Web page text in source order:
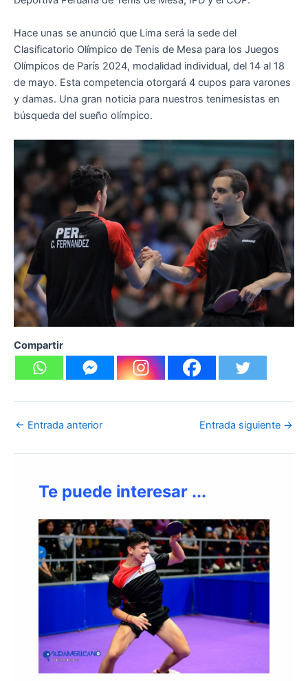
Hace unas se anunció que Lima será la sede del
Clasificatorio Olímpico de Tenis de Mesa para los Juegos
Olímpicos de París 2024, modalidad individual, del 14 al 18
de mayo. Esta competencia otorgará 4 cupos para varones
y damas. Una gran noticia para nuestros tenimesistas en
búsqueda del sueño olímpico.
Compartir
← Entrada anterior Entrada siguiente →
Te puede interesar ...